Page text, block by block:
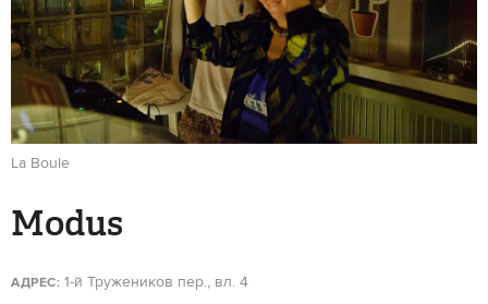
La Boule
Modus
АДРЕС: 1-й Тружеников пер., вл. 4